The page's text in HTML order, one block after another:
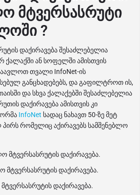
მტვერსასრუტი
?
დაქირავება შესაძლებელია
ქალაქში ან სოფელში ამისთვის
თვალი InfoNet-ის
განცხადებებს, და გაფილტროთ ის,
და სხვა ქალაქებში შესაძლებელია
დაქირავება ამისთვის კი
InfoNet სადაც ნახავთ 50-ზე მეტ
რომელიც აქირავებს სამშენებლო
მტვერსასრუტის დაქირავება.
მტვერსასრუტის დაქირავება.
დაქირავება.